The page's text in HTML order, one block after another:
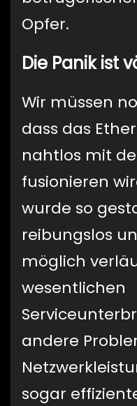
Opfer.
Die Panik ist
Wir müssen
dass das
nahtlos mit
fusionieren
wurde so
reibungslos
möglich
wesentlichen
andere
sogar